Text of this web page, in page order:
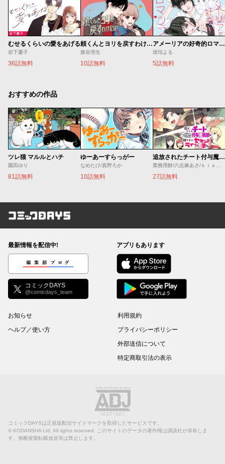
むせるくらいの愛をあげる
岩下慶子
36話無料
頼くんとヨリを戻すわけには！
旗谷澄生
10話無料
アメーリアの好奇的ロマンス
琥珀よる
5話無料
おすすめの作品
ツレ猫 マルルとハチ
園田ゆり
81話無料
ゆーあーすらっがー
なめたけ/真野ろか
10話無料
追放されたチート付与魔術師は気ままなセカンドライフを謳歌する。 ～俺は武器だけじゃなく、あらゆるものに『強化ポイント』を付与できるし、俺の意思でいつでも効果を解除できるけど、残った人たち大丈夫？～
27話無料
コミックDAYS
最新情報を配信中!
編集部ブログ
コミックDAYS
@comicdays_team
アプリもあります
お知らせ
ヘルプ／使い方
利用規約
プライバシーポリシー
外部送信について
特定商取引法の表示
コミックDAYSは正規版配信サイトマークを取得したサービスです。
© KODANSHA Ltd. All rights reserved. このサイトのデータの著作権は講談社が保有しま
す。無断複製転載放送等は禁止します。